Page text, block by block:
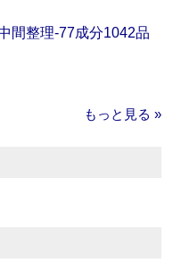
間整理‐77成分1042品
もっと見る »